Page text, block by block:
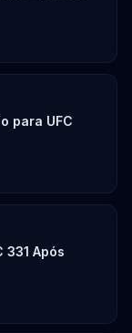
para UFC
331 Após